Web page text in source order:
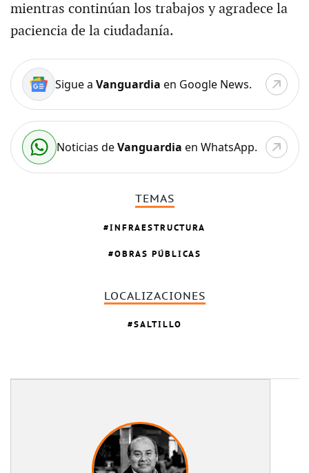
mientras continúan los trabajos y agradece la
paciencia de la ciudadanía.
Sigue a Vanguardia en Google News.
Noticias deVanguardia en WhatsApp.
TEMAS
INFRAESTRUCTURA
OBRAS PÚBLICAS
LOCALIZACIONES
SALTILLO